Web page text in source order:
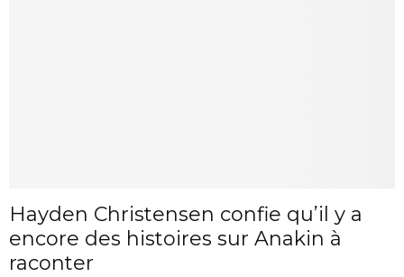
Hayden Christensen confie qu’il y a
encore des histoires sur Anakin à
raconter